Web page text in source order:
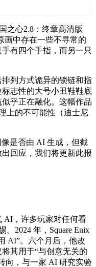
之心2.8：终章高清版
画中存在一些不寻常的
有四个手指，而另一只
列方式诡异的锁链和指
志性的大号小丑鞋鞋底
乎正在融化。这幅作品
上的不可能性（迪士尼
像是否由 AI 生成，但截
回应，我们将更新此报
AI，许多玩家对任何看
2024 年，Square Enix
AI”。六个月后，他改
其用于“与创意无关的
向，与一家 AI 研究实验